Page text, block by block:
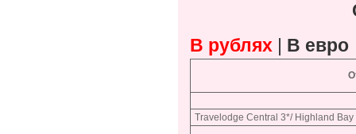
В рублях
В евро
Travelodge Central 3*/ Highland